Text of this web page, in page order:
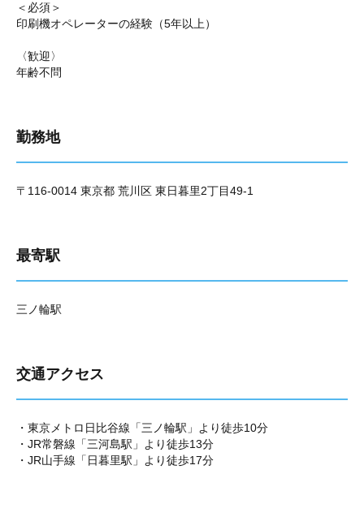
＜必須＞
印刷機オペレーターの経験（5年以上）
〈歓迎〉
年齢不問
勤務地
〒116-0014 東京都 荒川区 東日暮里2丁目49-1
最寄駅
三ノ輪駅
交通アクセス
・東京メトロ日比谷線「三ノ輪駅」より徒歩10分
・JR常磐線「三河島駅」より徒歩13分
・JR山手線「日暮里駅」より徒歩17分